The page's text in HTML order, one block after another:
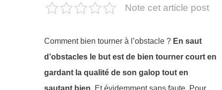
Note cet article post
Comment bien tourner à l’obstacle ? En saut
d’obstacles le but est de bien tourner court en
gardant la qualité de son galop tout en